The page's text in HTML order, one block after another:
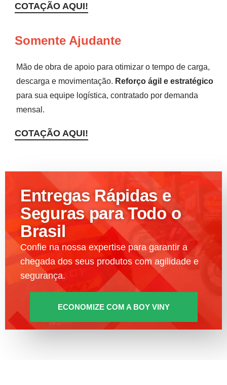
COTAÇÃO AQUI!
Somente Ajudante
Mão de obra de apoio para otimizar o tempo de carga,
descarga e movimentação. Reforço ágil e estratégico
para sua equipe logística, contratado por demanda
mensal.
COTAÇÃO AQUI!
Entregas Rápidas e
Seguras para Todo o
Brasil
Confie na nossa expertise para garantir a
chegada dos seus produtos com agilidade e
segurança.
ECONOMIZE COM A BOY VINY